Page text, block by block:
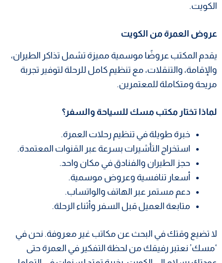
الكويت.
عروض العمرة من الكويت
يقدم المكتب عروضًا موسمية مميزة تشمل تذاكر الطيران،
والإقامة، والتنقلات، مع تنظيم كامل للرحلة لتوفير تجربة
مريحة ومتكاملة للمعتمرين.
لماذا تختار مكتب مسك للسياحة والسفر؟
خبرة طويلة في تنظيم رحلات العمرة.
استخراج التأشيرات بسرعة عبر القنوات المعتمدة.
حجز الطيران والفنادق في مكان واحد.
أسعار تنافسية وعروض موسمية.
دعم مستمر عبر الهاتف والواتساب.
متابعة العميل قبل السفر وأثناء الرحلة.
لا تضيع وقتك في البحث عن مكاتب غير معروفة. نحن في
‘مسك’ نعتبر رفيقك من لحظة التفكير في العمرة حتى